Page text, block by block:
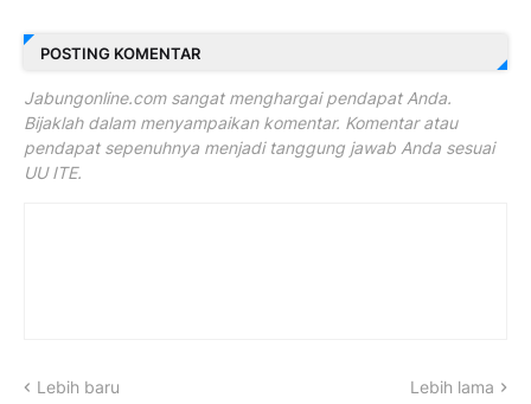
POSTING KOMENTAR
Jabungonline.com sangat menghargai pendapat Anda.
Bijaklah dalam menyampaikan komentar. Komentar atau
pendapat sepenuhnya menjadi tanggung jawab Anda sesuai
UU ITE.
Lebih baru Lebih lama